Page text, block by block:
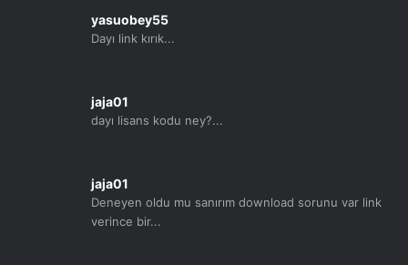
yasuobey55
Dayı link kırık...
jaja01
dayı lisans kodu ney?...
jaja01
Deneyen oldu mu sanırım download sorunu var link
verince bir...